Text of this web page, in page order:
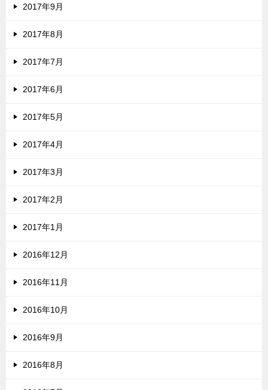
2017年9月
2017年8月
2017年7月
2017年6月
2017年5月
2017年4月
2017年3月
2017年2月
2017年1月
2016年12月
2016年11月
2016年10月
2016年9月
2016年8月